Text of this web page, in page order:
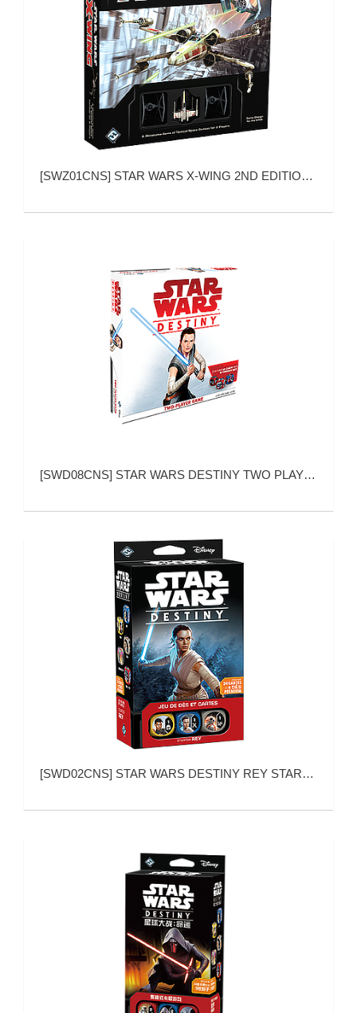
[SWZ01CNS] STAR WARS X-WING 2ND EDITION: CORE SET (星球大战 X翼战机 2.0)
[SWD08CNS] STAR WARS DESTINY TWO PLAYER STARTER SET (星球大战：命运 二人基础包)
[SWD02CNS] STAR WARS DESTINY REY STARTER SET (星球大战：命运 蕾伊 基础包)